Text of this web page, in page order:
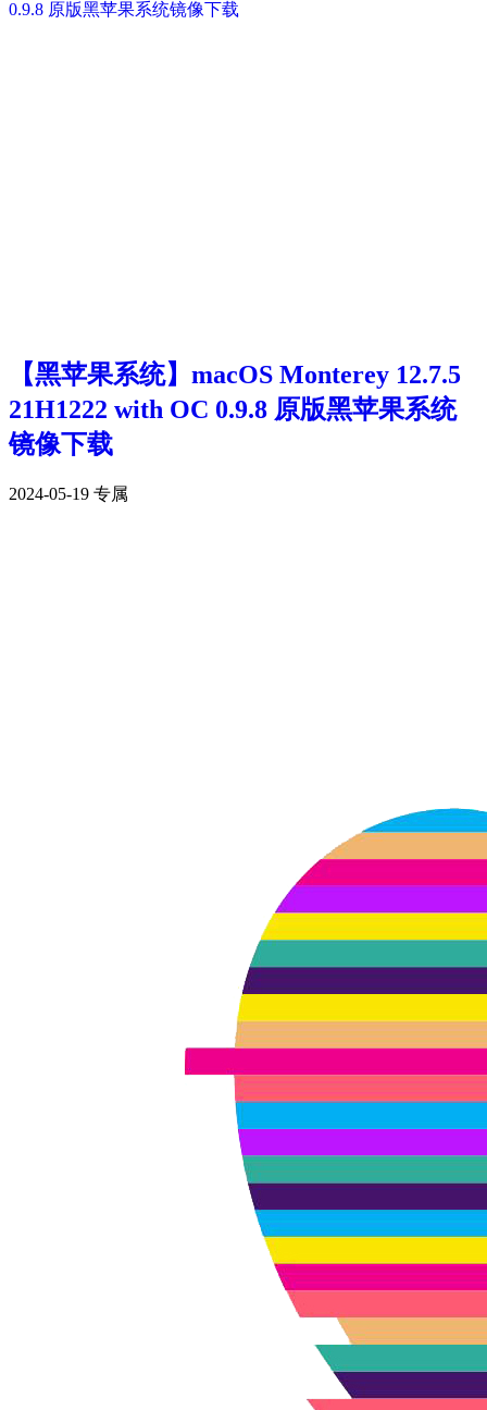
【黑苹果系统】macOS Monterey 12.7.5
21H1222 with OC 0.9.8 原版黑苹果系统
镜像下载
2024-05-19 专属